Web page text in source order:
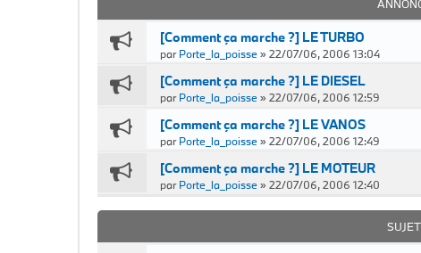
[Comment ça marche ?] LE TURBO
parPorte_la_poisse»22/07/06, 2006 13:04
[Comment ça marche ?] LE DIESEL
parPorte_la_poisse» 22/07/06, 2006 12:59
[Comment ça marche ?] LE VANOS
parPorte_la_poisse»22/07/06, 2006 12:49
[Comment ça marche ?] LE MOTEUR
parPorte_la_poisse» 22/07/06, 2006 12:40